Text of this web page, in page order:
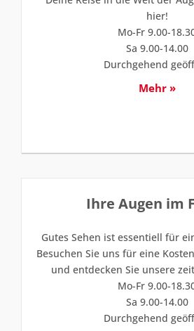
hier!
Mo-Fr 9.00-
Sa 9.00-14.00
Durchgehend
Mehr »
Ihre Augen im
Gutes Sehen ist essentiell für
Besuchen Sie uns für eine
und entdecken Sie unsere
Mo-Fr 9.00-
Sa 9.00-14.00
Durchgehend